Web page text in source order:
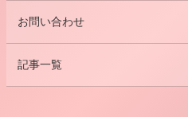
お問い合わせ
記事一覧